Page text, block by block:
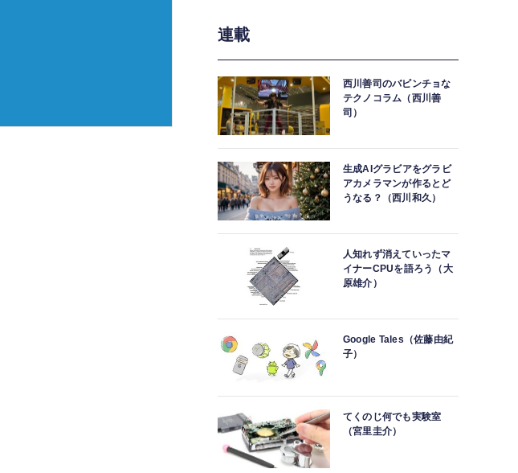
連載
西川善司のバビンチョな
テクノコラム（西川善
司）
生成AIグラビアをグラビ
アカメラマンが作るとど
うなる？（西川和久）
人知れず消えていったマ
イナーCPUを語ろう（大
原雄介）
Google Tales（佐藤由紀
子）
てくのじ何でも実験室
（宮里圭介）